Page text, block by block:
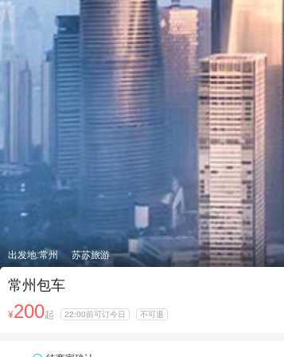
出发地:常州 苏苏旅游
常州包车
¥200起 22:00前可订今日 不可退